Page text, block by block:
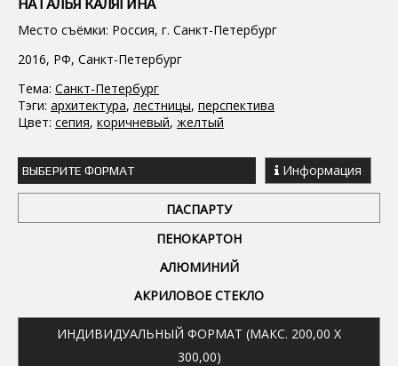
НАТАЛЬЯ КАЛЯГИНА
Место съёмки: Россия, г. Санкт-Петербург
2016, РФ, Санкт-Петербург
Тема: Санкт-Петербург
Тэги: архитектура, лестницы, перспектива
Цвет: сепия, коричневый, желтый
ВЫБЕРИТЕ ФОРМАТ Информация
ПАСПАРТУ
ПЕНОКАРТОН
АЛЮМИНИЙ
АКРИЛОВОЕ СТЕКЛО
ИНДИВИДУАЛЬНЫЙ ФОРМАТ (МАКС. 200,00 X
300,00)